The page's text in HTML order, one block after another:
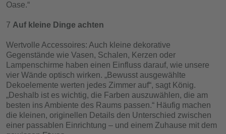
Oase.“
Auf kleine Dinge achten
Wertvolle Accessoires: Auch kleine dekorative
Gegenstände wie Vasen, Schalen, Kerzen oder
Lampenschirme haben einen Einfluss darauf, wie unsere
vier Wände optisch wirken. „Bewusst ausgewählte
Dekoelemente werten jedes Zimmer auf“, sagt König.
„Deshalb ist es wichtig, die Farben auszuwählen, die am
besten ins Ambiente des Raums passen.“ Häufig machen
die kleinen, originellen Details den Unterschied zwischen
einer passablen Einrichtung – und einem Zuhause mit dem